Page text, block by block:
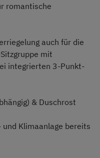
romantische
auch für die
mit
integrierten 3-Punkt-
& Duschrost
und Klimaanlage bereits